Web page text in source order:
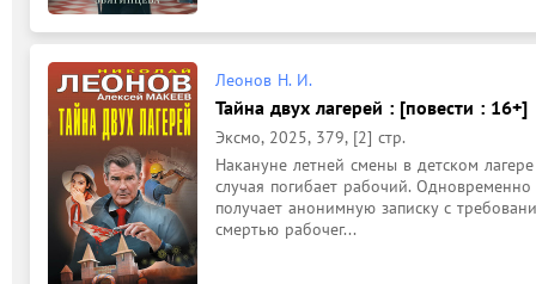
Леонов Н. И.
Тайна двух лагерей : [повести : 16+]
Эксмо, 2025, 379, [2] стр.
Накануне летней смены в детском лагере
случая погибает рабочий.
получает анонимную записку с
смертью рабочег...